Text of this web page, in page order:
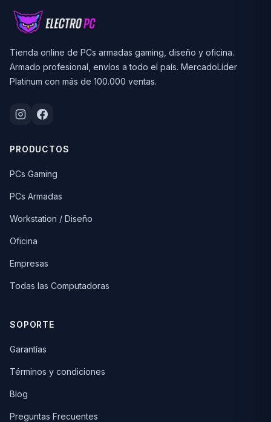
Tienda online de PCs armadas gaming, diseño y oficina.
Armado profesional, envíos a todo el país. MercadoLíder
Platinum con más de 100.000 ventas.
PRODUCTOS
PCs Gaming
PCs Armadas
Workstation / Diseño
Oficina
Empresas
Todas las Computadoras
SOPORTE
Garantías
Términos y condiciones
Blog
Preguntas Frecuentes